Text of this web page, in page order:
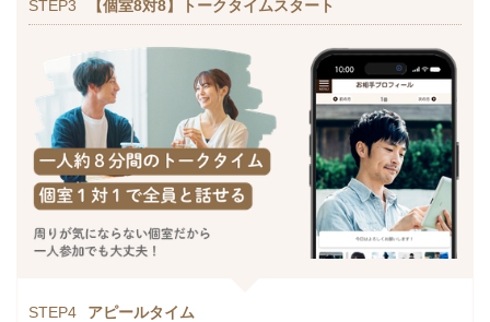
STEP3 【個室8対8】トークタイムスタート
STEP4 アピールタイム